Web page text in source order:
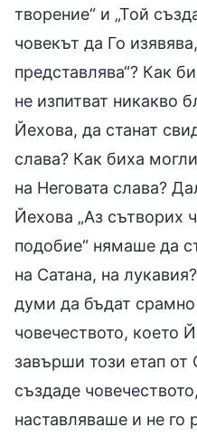
творение“ и „Той
човекът да Го
представлява“? Как
не изпитват никакво
Йехова, да станат
слава? Как биха
на Неговата слава?
Йехова „Аз сътворих
подобие“ нямаше да
на Сатана, на
думи да бъдат
човечеството, което
завърши този етап от
създаде
наставляваше и не